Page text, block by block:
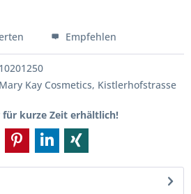
Empfehlen
10201250
Mary Kay Cosmetics, Kistlerhofstrasse
kurze Zeit erhältlich!